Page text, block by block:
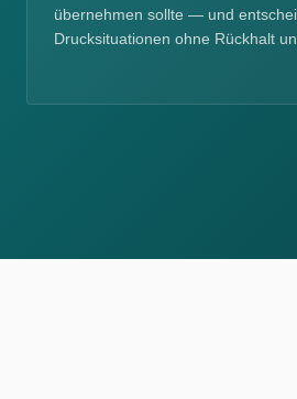
übernehmen sollte — und
Drucksituationen ohne Rückhalt